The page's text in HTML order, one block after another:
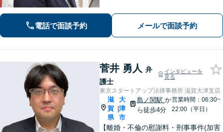
電話で面談予約 メールで面談予約
菅井 勇人 弁
護士
インタビューを
見る
東京スタートアップ法律事務所 滋賀大津支店
滋
賀
県
|
大
津
市
島ノ関駅 か
ら徒歩4分
営業時間：06:30~
22:00（平日）
【離婚・不倫の慰謝料・刑事事件(加害